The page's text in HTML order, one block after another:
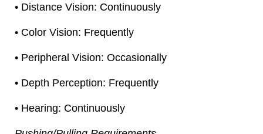
• Distance Vision: Continuously
• Color Vision: Frequently
• Peripheral Vision: Occasionally
• Depth Perception: Frequently
• Hearing: Continuously